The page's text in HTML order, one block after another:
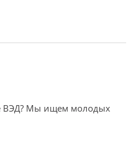
ВЭД? Мы ищем молодых